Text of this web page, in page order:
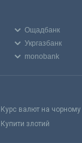
Ощадбанк
Укргазбанк
monobank
Курс валют на чорному
Купити злотий